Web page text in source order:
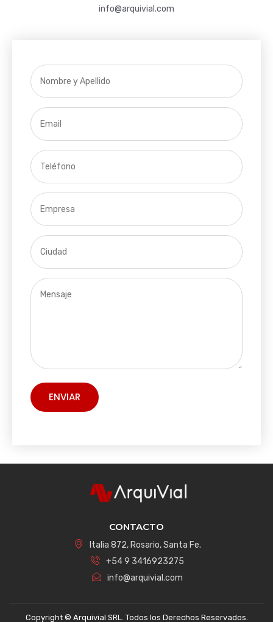
info@arquivial.com
CONTACTO
Italia 872, Rosario, Santa Fe.
+54 9 3416923275
info@arquivial.com
Copyright © Arquivial SRL. Todos los Derechos Reservados.